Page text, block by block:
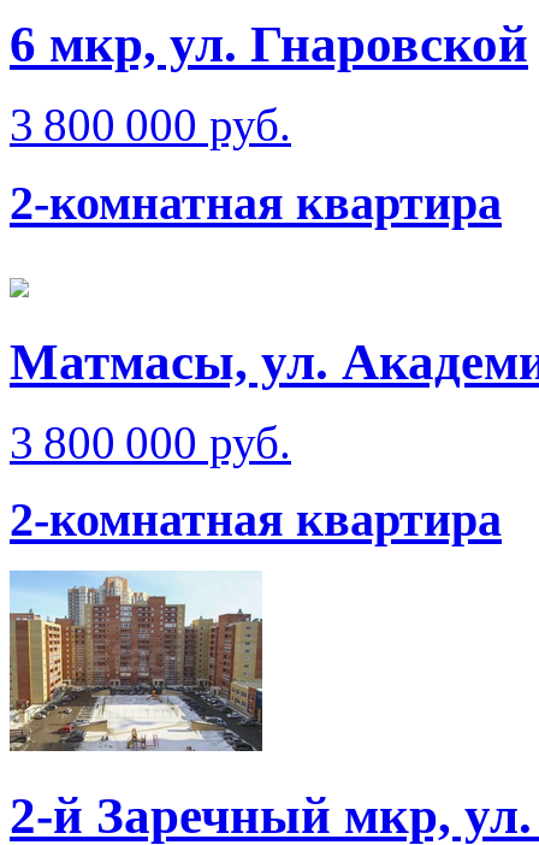
6 мкр, ул. Гнаровской
3 800 000 руб.
2-комнатная квартира
Матмаcы, ул.
3 800 000 руб.
2-комнатная квартира
2-й Заречный мкр,